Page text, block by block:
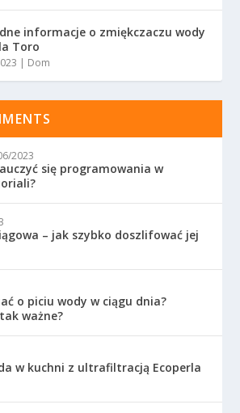
informacje o zmiękczaczu wody
Toro
Dom
2023
się programowania w
– jak szybko doszlifować jej
o piciu wody w ciągu dnia?
ważne?
w kuchni z ultrafiltracją Ecoperla